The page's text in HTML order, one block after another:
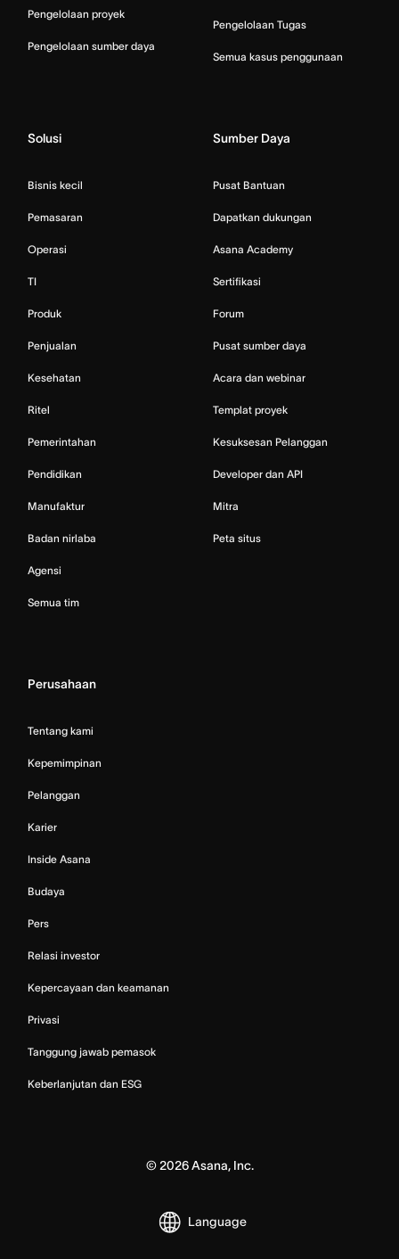
Pengelolaan proyek
Pengelolaan sumber daya
Pengelolaan Tugas
Semua kasus penggunaan
Solusi
Bisnis kecil
Pemasaran
Operasi
TI
Produk
Penjualan
Kesehatan
Ritel
Pemerintahan
Pendidikan
Manufaktur
Badan nirlaba
Agensi
Semua tim
Sumber Daya
Pusat Bantuan
Dapatkan dukungan
Asana Academy
Sertifikasi
Forum
Pusat sumber daya
Acara dan webinar
Templat proyek
Kesuksesan Pelanggan
Developer dan API
Mitra
Peta situs
Perusahaan
Tentang kami
Kepemimpinan
Pelanggan
Karier
Inside Asana
Budaya
Pers
Relasi investor
Kepercayaan dan keamanan
Privasi
Tanggung jawab pemasok
Keberlanjutan dan ESG
©2026Asana, Inc.
Language